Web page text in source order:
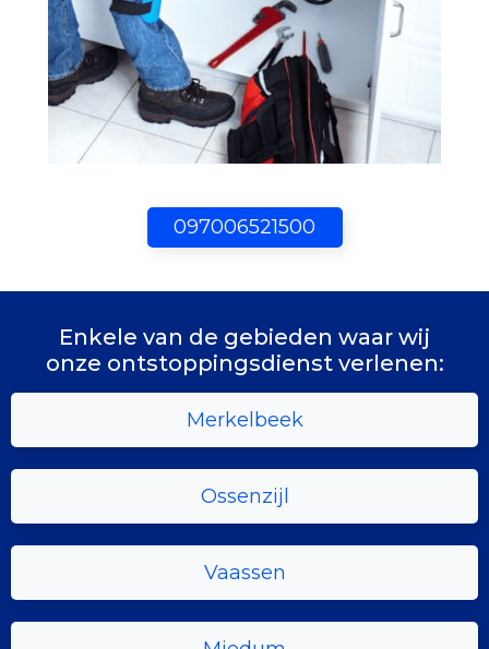
097006521500
Enkele van de gebieden waar wij
onze ontstoppingsdienst verlenen:
Merkelbeek
Ossenzijl
Vaassen